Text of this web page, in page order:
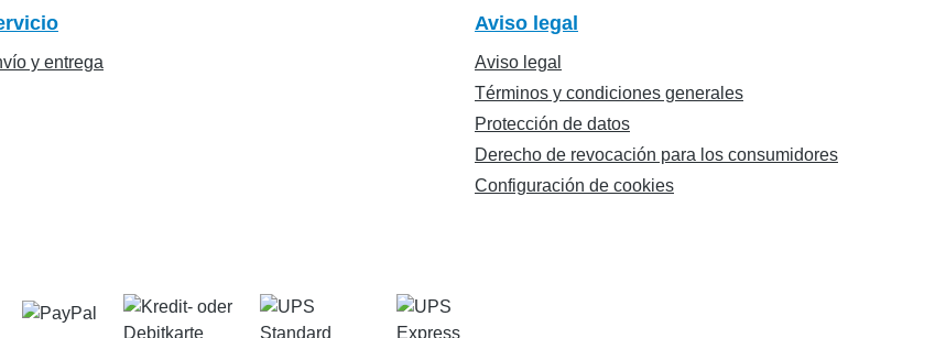
y entrega
Aviso legal
Aviso legal
Términos y condiciones generales
Protección de datos
Derecho de revocación para los consumidores
Configuración de cookies